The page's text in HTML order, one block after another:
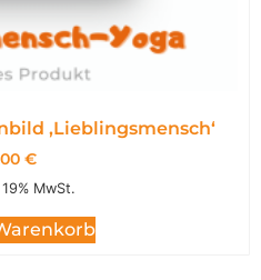
,Lieblingsmensch‘
€
MwSt.